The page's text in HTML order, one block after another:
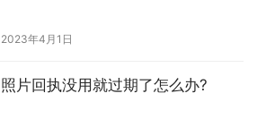
2023年4月1日
照片回执没用就过期了怎么办?